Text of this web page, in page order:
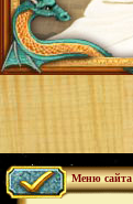
Меню сайта